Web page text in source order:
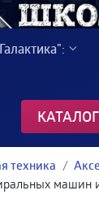
техника
машин